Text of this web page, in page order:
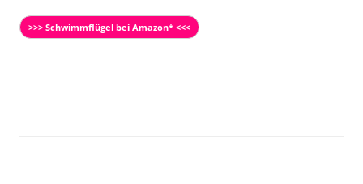
>>> Schwimmflügel bei Amazon* <<<